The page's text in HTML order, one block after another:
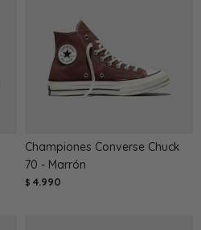
Championes Converse Chuck
70 - Marrón
$ 4.990